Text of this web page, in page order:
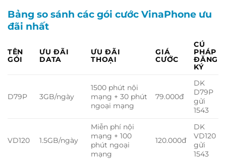
Bảng so sánh các gói cước VinaPhone ưu
đãi nhất
TÊN
GÓI
ƯU ĐÃI
DATA
ƯU ĐÃI
THOẠI
GIÁ
CƯỚC
CÚ
PHÁP
ĐĂNG
KÝ
D79P 3GB/ngày
1500 phút nội
mạng + 30 phút
ngoại mạng
79.000đ
DK
D79P
gửi
1543
VD120 1.5GB/ngày
Miễn phí nội
mạng + 100
phút ngoại
mạng
120.000đ
DK
VD120
gửi
1543